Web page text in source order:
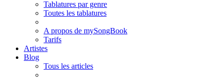
Tablatures par genre
Toutes les tablatures
A propos de mySongBook
Tarifs
Artistes
Blog
Tous les articles